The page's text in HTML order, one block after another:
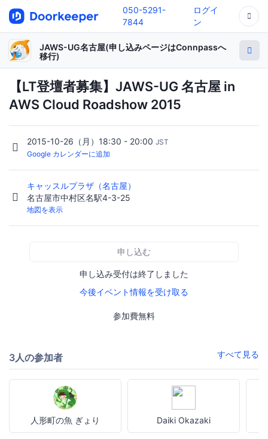
050-5291-
7844
ログイ
ン
JAWS-UG名古屋(申し込みページはConnpassへ
移行)
【LT登壇者募集】JAWS-UG 名古屋 in
AWS Cloud Roadshow 2015
2015-10-26（月）18:30 - 20:00 JST
Google カレンダーに追加
キャッスルプラザ（名古屋）
名古屋市中村区名駅4-3-25
地図を表示
申し込む
申し込み受付は終了しました
今後イベント情報を受け取る
参加費無料
3人の参加者 すべて見る
人形町の魚 ぎょり Daiki Okazaki